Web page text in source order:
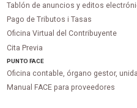
Tablón de anuncios y editos
Pago de Tributos i Tasas
Oficina Virtual del Contribuyente
Cita Previa
PUNTOFACE
Oficina contable, órgano gestor,
Manual FACE para proveedores